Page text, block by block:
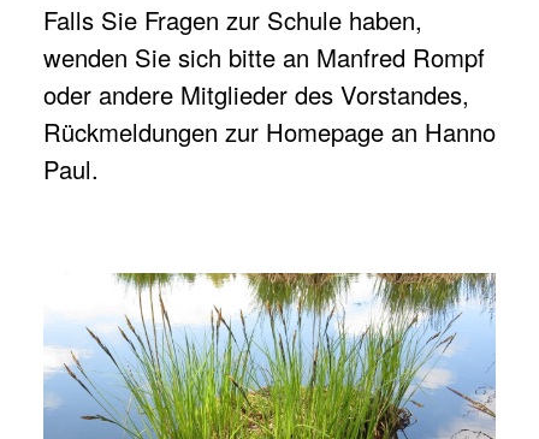
Falls Sie Fragen zur Schule haben,
wenden Sie sich bitte an Manfred Rompf
oder andere Mitglieder des Vorstandes,
Rückmeldungen zur Homepage an Hanno
Paul.